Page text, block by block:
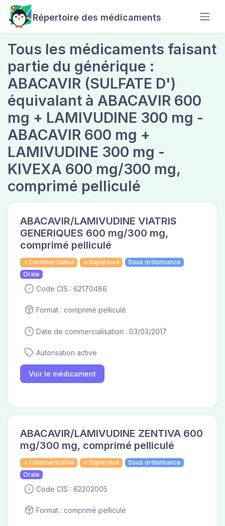
Répertoire des médicaments
Tous les médicaments faisant
partie du générique :
ABACAVIR (SULFATE D')
équivalant à ABACAVIR 600
mg + LAMIVUDINE 300 mg -
ABACAVIR 600 mg +
LAMIVUDINE 300 mg -
KIVEXA 600 mg/300 mg,
comprimé pelliculé
ABACAVIR/LAMIVUDINE VIATRIS
GENERIQUES 600 mg/300 mg,
comprimé pelliculé
Commercialisé Supervisé
Sous ordonnance
Orale
Code CIS : 62170486
Format : comprimé pelliculé
Date de commercialisation : 03/03/2017
Autorisation active
Voir le médicament
ABACAVIR/LAMIVUDINE ZENTIVA 600
mg/300 mg, comprimé pelliculé
Commercialisé Supervisé
Sous ordonnance
Orale
Code CIS : 62202005
Format : comprimé pelliculé